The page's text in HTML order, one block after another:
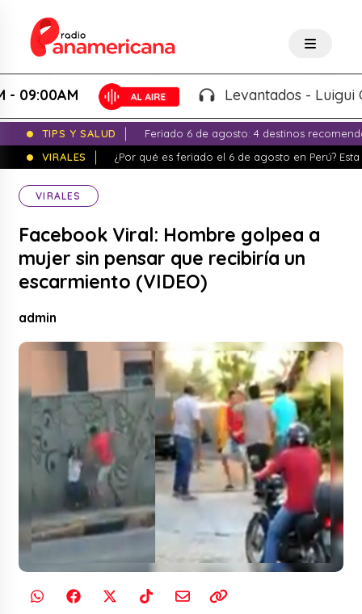
Levantados - Luigui
TIPS Y SALUD
Feriado 6 de agosto: 4 destinos
VIRALES
¿Por qué es feriado el 6 de agosto en Perú?
VIRALES
Facebook Viral: Hombre golpea a
mujer sin pensar que recibiría un
escarmiento (VIDEO)
admin